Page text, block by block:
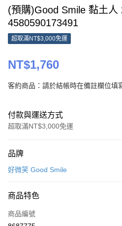
(預購)Good Smile 黏土人
4580590173491
超取滿NT$3,000免運
NT$1,760
客約商品：請於結帳時在備註欄位填
付款與運送方式
超取滿NT$3,000免運
信用卡一次付款
Apple Pay
Google Pay
品牌
好微笑 Good Smile
商品特色
商品編號